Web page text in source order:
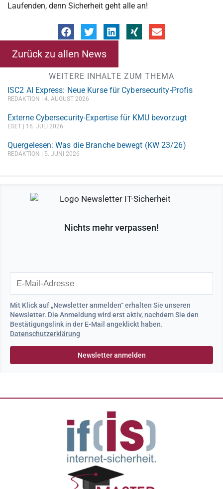
Laufenden, denn Sicherheit geht alle an!
Zurück zu allen News
WEITERE INHALTE ZUM THEMA
ISC2 AI Express: Neue Kurse für Cybersecurity-Profis
REDAKTION 4. AUGUST 2026
Externe Cybersecurity-Expertise für KMU bevorzugt
ESET 16. JULI 2026
Quergelesen: Was die Branche bewegt (KW 23/26)
REDAKTION 5. JUNI 2026
Nichts mehr verpassen!
Mit Klick auf „Newsletter anmelden“ erhalten Sie unseren
Newsletter. Die Anmeldung wird erst aktiv, nachdem Sie den
Bestätigungslink in der E-Mail angeklickt haben.
Datenschutzerklärung